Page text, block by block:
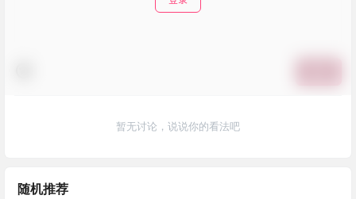
暂无讨论，说说你的看法吧
随机推荐